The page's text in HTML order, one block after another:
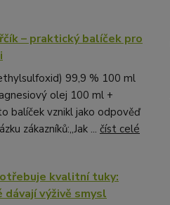
– praktický balíček pro
99,9 % 100 ml
olej 100 ml +
balíček vznikl jako odpověď
zákazníků:„Jak ... číst celé
kvalitní tuky:
výživě smysl